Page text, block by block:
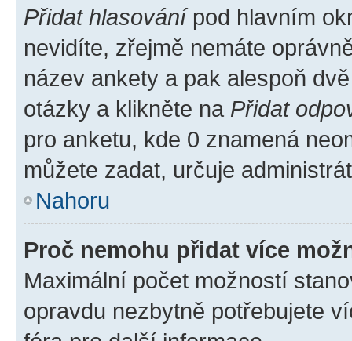
Přidat hlasovánípod hlavním
nevidíte, zřejmě nemáte
název ankety a pak alespoň
otázky a klikněte na Přidat
pro anketu, kde 0 znamená
můžete zadat, určuje
Nahoru
Proč nemohu přidat více
Maximální počet možností
opravdu nezbytně potřebujete